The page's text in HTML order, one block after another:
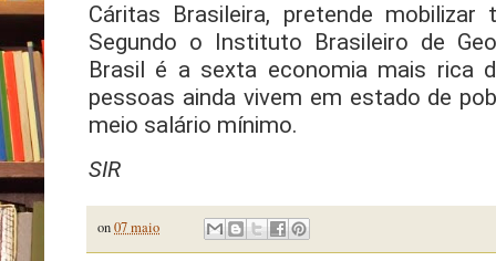
Cáritas Brasileira, pretende
Segundo o Instituto Brasileiro de
Brasil é a sexta economia mais rica
pessoas ainda vivem em estado de
meio salário mínimo.
SIR
on07 maio